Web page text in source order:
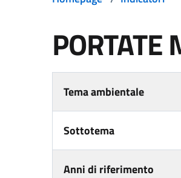
PORTATE
Tema ambientale
Sottotema
Anni di riferimento